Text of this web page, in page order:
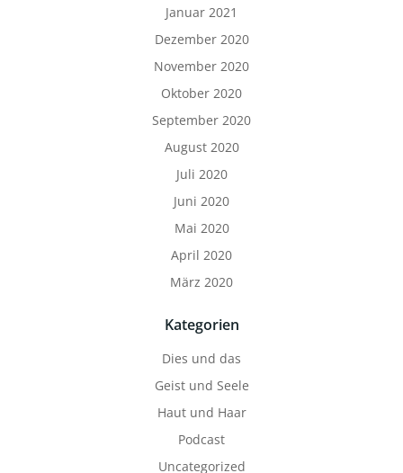
Januar 2021
Dezember 2020
November 2020
Oktober 2020
September 2020
August 2020
Juli 2020
Juni 2020
Mai 2020
April 2020
März 2020
Kategorien
Dies und das
Geist und Seele
Haut und Haar
Podcast
Uncategorized